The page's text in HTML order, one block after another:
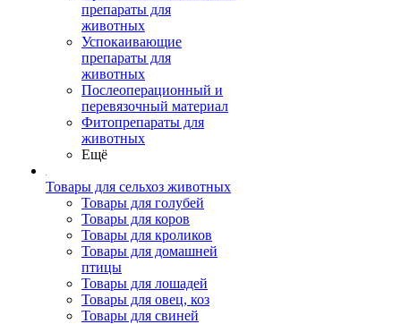
препараты для
животных
Успокаивающие
препараты для
животных
Послеоперационный и
перевязочный материал
Фитопрепараты для
животных
Ещё
Товары для сельхоз животных
Товары для голубей
Товары для коров
Товары для кроликов
Товары для домашней
птицы
Товары для лошадей
Товары для овец, коз
Товары для свиней